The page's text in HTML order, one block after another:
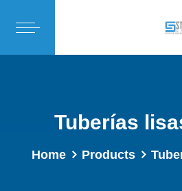
Tuberías
Home Products